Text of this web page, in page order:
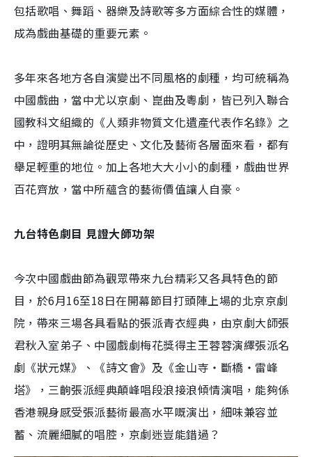
包括歌唱、舞蹈、器樂及詩歌等多方面綜合性的媒體，
成為戲曲基礎的重要元素。
多年來各地方各自演變出不同風格的劇種，均可統稱為
中國戲曲，當中尤以京劇、崑曲及粵劇，皆已列入聯合
國教科文組織的《人類非物質文化遺產代表作名錄》之
中，證明其無論從歷史、文化及藝術各層面來看，都有
舉足輕重的地位。加上各地大大小小的劇種，戲曲世界
百花齊放，當中所蘊含的藝術價值讓人自豪。
九台特色劇目 見證大師功架
今次中國戲曲節為觀眾帶來九台精彩又各具特色的節
目，於6月16至18日在開幕節目打頭陣上場的北京京劇
院，帶來三場各具看點的張派青衣經典，由京劇大師張
君秋入室弟子、中國戲劇梅花獎得主王蓉蓉演繹張派名
劇《狀元媒》、《詩文會》及《金山寺‧斷橋‧雷峰
塔》，三齣張派經典顛峰唱段浪接浪傾情演唱，能夠係
香港親身感受張派藝術最高水平嘅演出，細味兼容並
蓄、流麗細膩的唱腔，京劇迷豈能錯過？